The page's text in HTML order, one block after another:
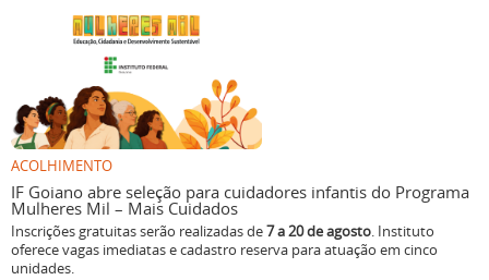
ACOLHIMENTO
IF Goiano abre seleção para cuidadores infantis do Programa
Mulheres Mil – Mais Cuidados
Inscrições gratuitas serão realizadas de7 a 20 de agosto. Instituto
oferece vagas imediatas e cadastro reserva para atuação em cinco
unidades.